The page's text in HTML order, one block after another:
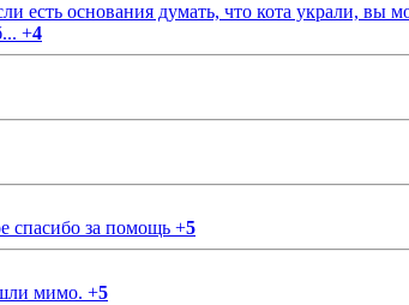
основания думать, что кота украли, вы
+4
спасибо за помощь +5
мимо. +5